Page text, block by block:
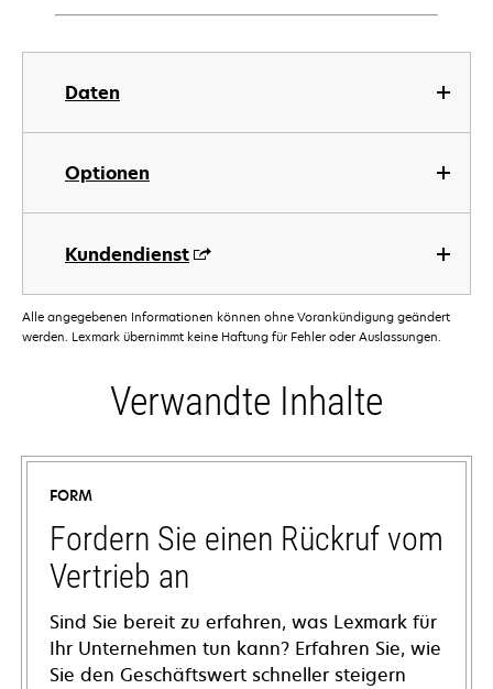
Daten
Optionen
Kundendienst
Alle angegebenen Informationen können ohne Vorankündigung geändert
werden. Lexmark übernimmt keine Haftung für Fehler oder Auslassungen.
Verwandte Inhalte
FORM
Fordern Sie einen Rückruf vom
Vertrieb an
Sind Sie bereit zu erfahren, was Lexmark für
Ihr Unternehmen tun kann? Erfahren Sie, wie
Sie den Geschäftswert schneller steigern